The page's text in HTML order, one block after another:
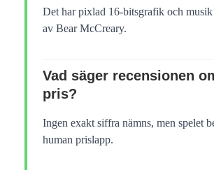
Det har pixlad 16-bitsgrafik och
av Bear McCreary.
Vad säger recensionen
pris?
Ingen exakt siffra nämns, men spelet
human prislapp.